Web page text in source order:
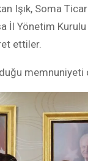
Işık, Soma
İl Yönetim
ettiler.